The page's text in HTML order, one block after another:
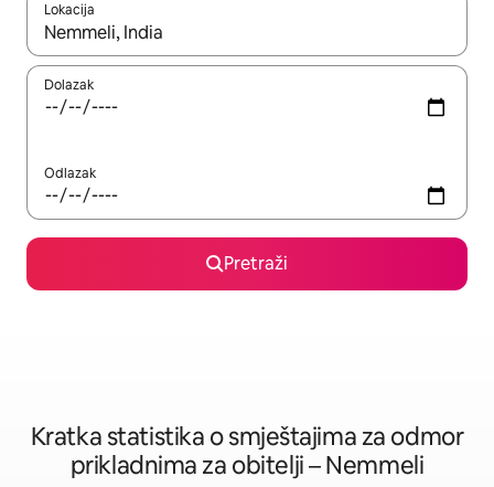
Lokacija
Kada budu dostupni rezultati, moći ćete ih pregledati
Dolazak
Odlazak
Pretraži
Kratka statistika o smještajima za odmor
prikladnima za obitelji – Nemmeli